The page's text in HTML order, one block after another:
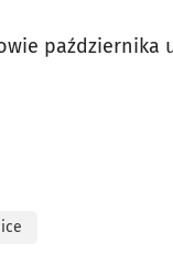
października